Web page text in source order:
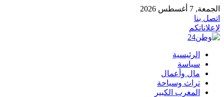
الجمعة, 7 أغسطس 2026
اتصل بنا
لإعلاناتكم
الرئيسية
سياسة
مال وأعمال
تراث وسياحة
المغرب الكبير